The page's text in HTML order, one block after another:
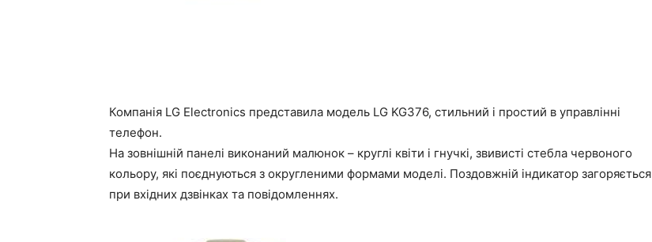
Компанія LG Electronics представила модель LG KG376, стильний і простий в управлінні
телефон.
На зовнішній панелі виконаний малюнок – круглі квіти і гнучкі, звивисті стебла червоного
кольору, які поєднуються з округленими формами моделі. Поздовжній індикатор загоряється
при вхідних дзвінках та повідомленнях.